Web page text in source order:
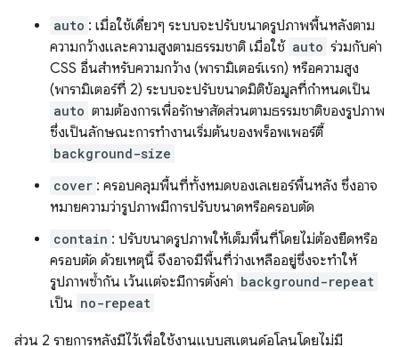
auto : เมื่อใช้เดี่ยวๆ ระบบจะปรับขนาดรูปภาพพื้นหลังตาม
ความกว้างและความสูงตามธรรมชาติ เมื่อใช้ auto ร่วมกับค่า
CSS อื่นสำหรับความกว้าง (พารามิเตอร์แรก) หรือความสูง
(พารามิเตอร์ที่ 2) ระบบจะปรับขนาดมิติข้อมูลที่กําหนดเป็น
auto ตามต้องการเพื่อรักษาสัดส่วนตามธรรมชาติของรูปภาพ
ซึ่งเป็นลักษณะการทำงานเริ่มต้นของพร็อพเพอร์ตี้
background-size
cover : ครอบคลุมพื้นที่ทั้งหมดของเลเยอร์พื้นหลัง ซึ่งอาจ
หมายความว่ารูปภาพมีการปรับขนาดหรือครอบตัด
contain : ปรับขนาดรูปภาพให้เต็มพื้นที่โดยไม่ต้องยืดหรือ
ครอบตัด ด้วยเหตุนี้ จึงอาจมีพื้นที่ว่างเหลืออยู่ซึ่งจะทำให้
รูปภาพซ้ำกัน เว้นแต่จะมีการตั้งค่า background-repeat
เป็น no-repeat
ส่วน 2 รายการหลังมีไว้เพื่อใช้งานแบบสแตนด์อโลนโดยไม่มี